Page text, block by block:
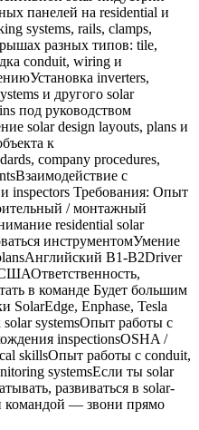
панелей на residential и
systems, rails, clamps,
разных типов: tile,
conduit, wiring и
inverters,
и другого solar
под руководством
solar design layouts, plans и
к
company procedures,
с
inspectors Требования: Опыт
/ монтажный
residential solar
инструментомУмение
В1-В2Driver
в команде Будет большим
Enphase, Tesla
systemsОпыт работы с
inspectionsOSHA /
skillsОпыт работы с conduit,
systemsЕсли ты solar
развиваться в solar-
командой — звони прямо